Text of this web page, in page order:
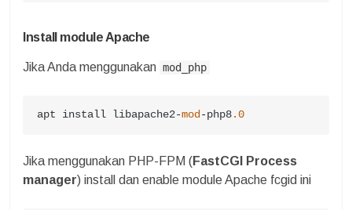
Install module Apache
Jika Anda menggunakan mod_php
apt install libapache2-mod -php8.0
Jika menggunakan PHP-FPM (FastCGI Process
manager) install dan enable module Apache fcgid ini